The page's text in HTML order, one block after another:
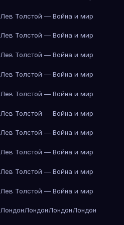
Лев Толстой — Война и мир
Лев Толстой — Война и мир
Лев Толстой — Война и мир
Лев Толстой — Война и мир
Лев Толстой — Война и мир
Лев Толстой — Война и мир
Лев Толстой — Война и мир
Лев Толстой — Война и мир
Лев Толстой — Война и мир
Лев Толстой — Война и мир
ЛондонЛондонЛондонЛондон